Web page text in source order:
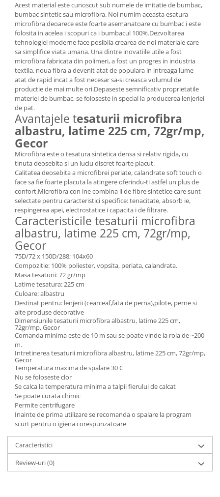
Acest material este cunoscut sub numele de imitatie de bumbac,
bumbac sintetic sau microfibra. Noi numim aceasta esatura
microfibra deoarece este foarte asemanatoare cu bumbac i este
folosita in acelea i scopuri ca i bumbacul 100%.Dezvoltarea
tehnologiei moderne face posibila crearea de noi materiale care
sa simplifice viata umana. Una dintre inovatiile utile a fost
microfibra fabricata din polimeri, a fost un progres in industria
textila, noua fibra a devenit atat de populara in intreaga lume
atat de rapid incat a fost necesar sa-si creasca volumul de
productie de mai multe ori.Depaseste semnificativ proprietatile
materiei de bumbac, se foloseste in special la producerea lenjeriei
de pat.
Avantajele tesaturii microfibra
albastru, latime 225 cm, 72gr/mp,
Gecor
Microfibra este o tesatura sintetica densa si relativ rigida, cu
tinuta deosebita si un luciu discret foarte placut.
Calitatea deosebita a microfibrei periate, calandrate soft touch o
face sa fie foarte placuta la atingere oferindu-ti astfel un plus de
confort.Microfibra con ine combina ii de fibre sintetice care sunt
selectate pentru caracteristici specifice: tenacitate, absorb ie,
respingerea apei, electrostatice i capacita i de filtrare.
Caracteristicile tesaturii microfibra
albastru, latime 225 cm, 72gr/mp,
Gecor
75D/72 x 150D/288; 104x60
Compozitie: 100% poliester, vopsita, periata, calandrata.
Masa tesaturii: 72 gr/mp
Latime tesatura: 225 cm
Culoare: albastru
Destinat pentru: lenjerii (cearceaf,fata de perna),pilote, perne si
alte produse decorative
Dimensiunile tesaturii microfibra albastru, latime 225 cm,
72gr/mp, Gecor
Comanda minima este de 10 m sau se poate vinde la rola de ~200
m.
Intretinerea tesaturii microfibra albastru, latime 225 cm, 72gr/mp,
Gecor
Temperatura maxima de spalare 30 C
Nu se foloseste clor
Se calca la temperatura minima a talpii fierului de calcat
Se poate curata chimic
Permite centrifugare
Inainte de prima utilizare se recomanda o spalare la program
scurt pentru o igiena corespunzatoare
Caracteristici
Review-uri(0)